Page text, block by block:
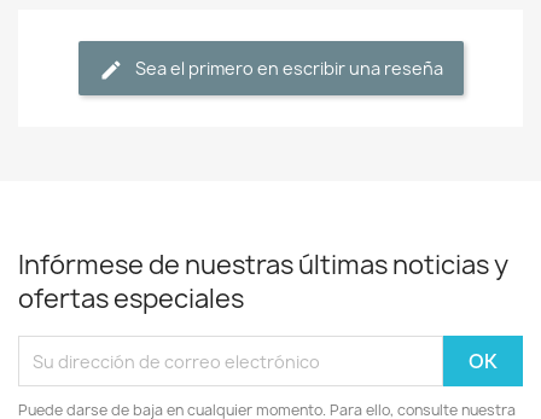
Sea el primero en escribir una reseña
Infórmese de nuestras últimas noticias y
ofertas especiales
Puede darse de baja en cualquier momento. Para ello, consulte nuestra